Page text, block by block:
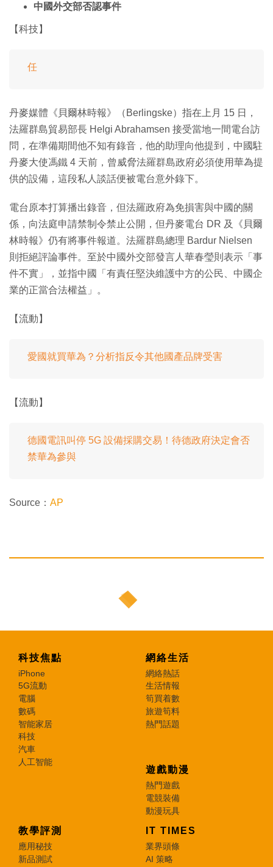
中國外交部否認事件
【科技】
任
丹麥媒體《貝爾林時報》（Berlingske）指在上月 15 日，
法羅群島貿易部長 Helgi Abrahamsen 接受當地一間電台訪
問，在準備期間他不知有錄音，他的助理向他提到，中國駐
丹麥大使馮鐵 4 天前，曾威脅法羅群島政府必須使用華為提
供的設備，這段私人談話便被電台意外錄下。
電台原本打算播出錄音，但法羅政府為免損害與中國的關
係，向法庭申請禁制令禁止公開，但丹麥電台 DR 及《貝爾
林時報》仍有將事件報道。法羅群島總理 Bardur Nielsen
則拒絕評論事件。至於中國外交部發言人華春瑩則表示「事
件不實」，並指中國「有責任堅決維護中方的公民、中國企
業的正當合法權益」。
【流動】
愛國就買華為？分析指反令其他國產品牌受害
【流動】
德國電訊叫停 5G 設備採購交易！待德政府決定會否
禁華為參與
Source： AP
科技焦點
iPhone
5G流動
電腦
數碼
智能家居
科技
汽車
人工智能
網絡生活
網絡熱話
生活情報
筍買着數
旅遊筍料
熱門話題
遊戲動漫
熱門遊戲
電競裝備
動漫玩具
教學評測
應用秘技
新品測試
IT TIMES
業界頭條
AI 策略